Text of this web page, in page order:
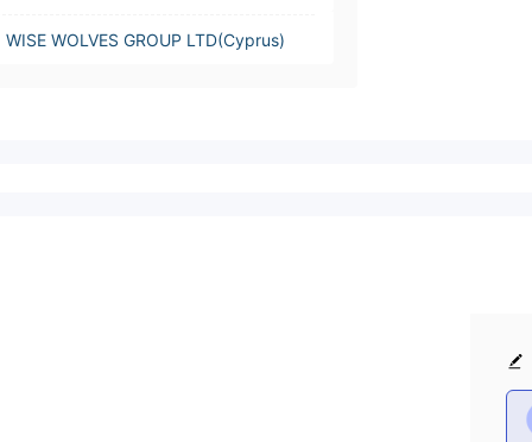
WISE WOLVES GROUP LTD(Cyprus)